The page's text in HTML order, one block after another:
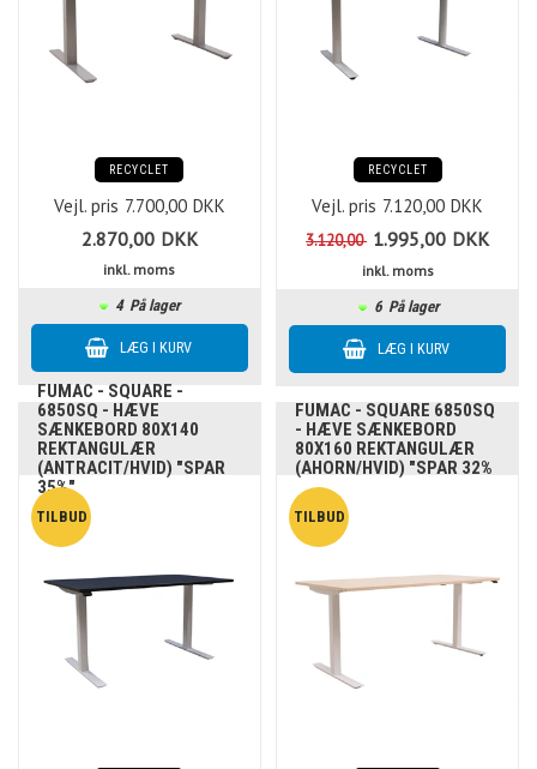
RECYCLET
Vejl. pris 7.700,00 DKK
2.870,00 DKK
inkl. moms
4 På lager
RECYCLET
Vejl. pris 7.120,00 DKK
3.120,00 1.995,00 DKK
inkl. moms
6 På lager
FUMAC - SQUARE -
6850SQ - HÆVE
SÆNKEBORD 80X140
REKTANGULÆR
(ANTRACIT/HVID) "SPAR
35%"
FUMAC - SQUARE 6850SQ
- HÆVE SÆNKEBORD
80X160 REKTANGULÆR
(AHORN/HVID) "SPAR 32%